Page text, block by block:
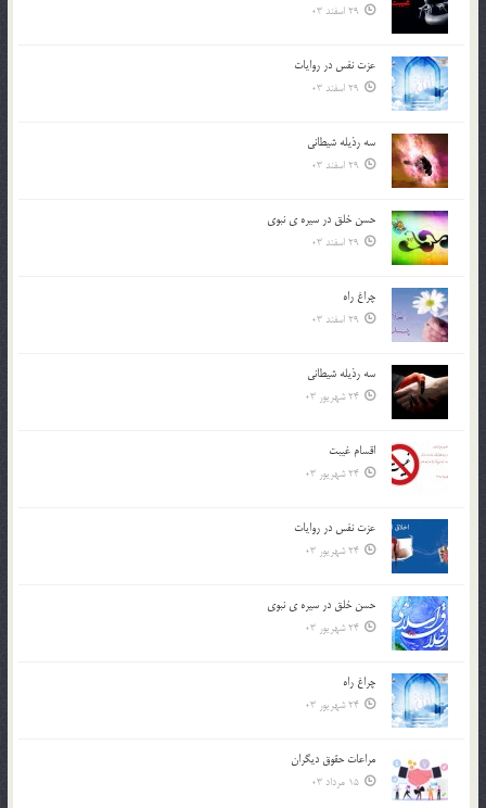
29 اسفند 03
عزت نفس در روايات
29 اسفند 03
سه رذیله شیطانی
29 اسفند 03
حسن خلق در سيره ي نبوي
29 اسفند 03
چراغ راه
29 اسفند 03
سه رذیله شیطانی
24 شهریور 03
اقسام غيبت
24 شهریور 03
عزت نفس در روايات
24 شهریور 03
حسن خلق در سيره ي نبوي
24 شهریور 03
چراغ راه
24 شهریور 03
مراعات حقوق ديگران
15 مرداد 03